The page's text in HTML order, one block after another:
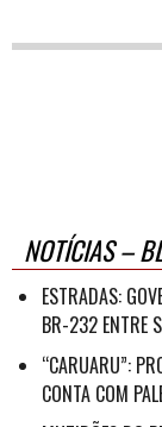
NOTÍCIAS –
ESTRADAS:
BR-232 ENTRE
“CARUARU”:
CONTA COM